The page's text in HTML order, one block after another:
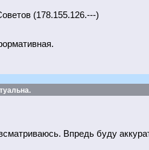
(178.155.126.---)
Впредь буду